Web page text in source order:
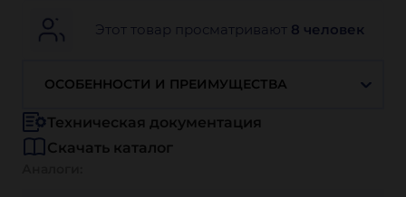
Этот товар просматривают 8 человек
ОСОБЕННОСТИ И ПРЕИМУЩЕСТВА
Техническая документация
Скачать каталог